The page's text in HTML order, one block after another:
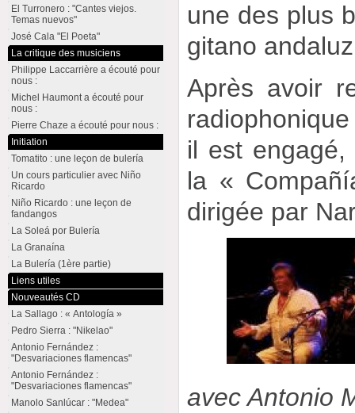
une des plus
gitano
Après avoir
il est
la «
dirigée par
avec Antonio
El Turronero : "Cantes viejos.
Temas nuevos"
José Cala "El Poeta"
La critique des musiciens
Philippe Laccarrière a écouté pour
nous :
Michel Haumont a écouté pour
nous :
Pierre Chaze a écouté pour nous :
Initiation
Tomatito : une leçon de bulería
Un cours particulier avec Niño
Ricardo
Niño Ricardo : une leçon de
fandangos
La Soleá por Bulería
La Granaína
La Bulería (1ère partie)
Liens utiles
Nouveautés CD
La Sallago : « Antología »
Pedro Sierra : "Nikelao"
Antonio Fernández :
"Desvariaciones flamencas"
Antonio Fernández :
"Desvariaciones flamencas"
Manolo Sanlúcar : "Medea"